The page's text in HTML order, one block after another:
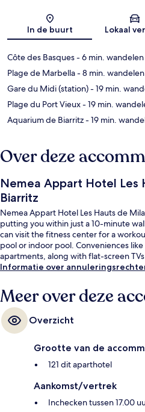
In de buurt Lokaal
Côte des Basques- 6 min. wandelen
Plage de Marbella- 8 min. wandelen
Gare du Midi (station)- 19 min.
Plage du Port Vieux- 19 min.
Aquarium de Biarritz- 19 min.
Over deze
Nemea Appart Hotel Les
Biarritz
Nemea Appart Hotel Les Hauts de
putting you within just a 10-minute
can visit the fitness center for a
pool or indoor pool. Conveniences
apartments, along with flat-screen
Informatie over
Meer over deze
Overzicht
Grootte van de
121 dit aparthotel
Aankomst/vertrek
Inchecken tussen 17.00